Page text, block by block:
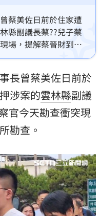
蔡美佐日前於住家遭
縣副議長蔡??兒子蔡
場，提解蔡晉財到平
長曾蔡美佐日前於
涉案的雲林縣副議
官今天勘查衝突現
勘查。